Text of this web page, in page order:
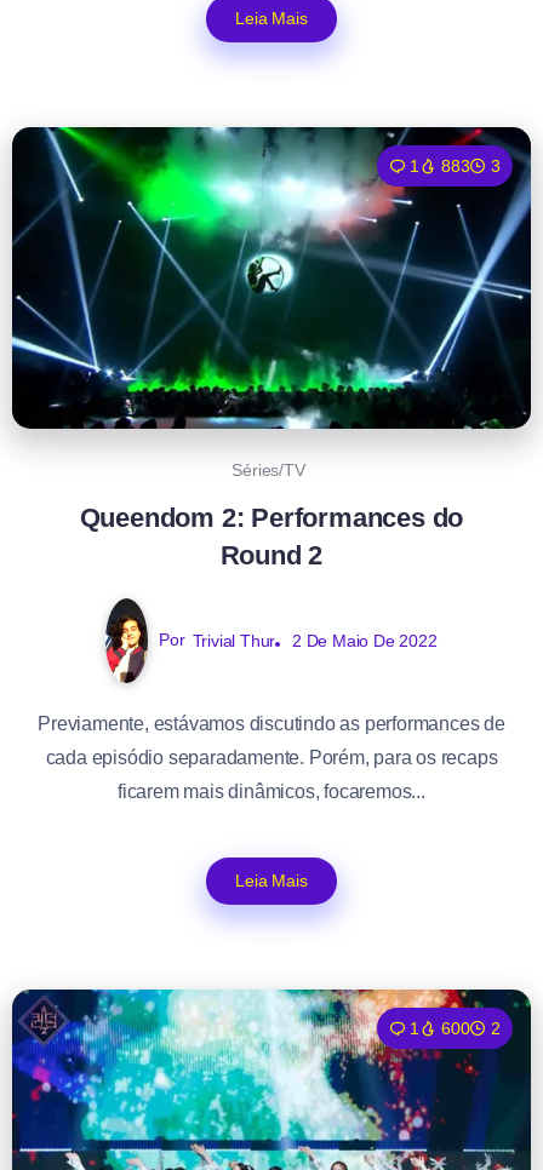
Leia Mais
1 883 3
Séries/TV
Queendom 2: Performances do
Round 2
Por Trivial Thur 2 De Maio De 2022
Previamente, estávamos discutindo as performances de
cada episódio separadamente. Porém, para os recaps
ficarem mais dinâmicos, focaremos...
Leia Mais
1 600 2